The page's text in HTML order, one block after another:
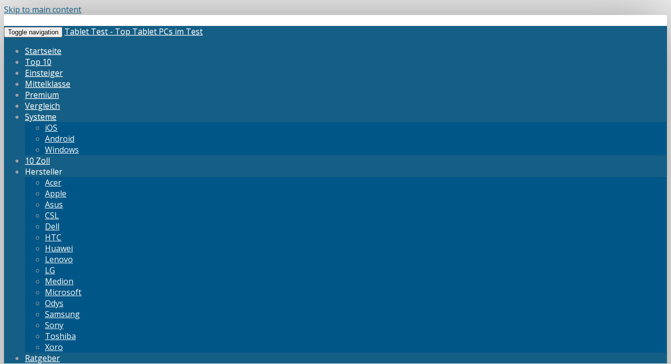
Skip to main content
Toggle navigation
Tablet Test - Top Tablet PCs im Test
Startseite
Top 10
Einsteiger
Mittelklasse
Premium
Vergleich
Systeme
iOS
Android
Windows
10 Zoll
Hersteller
Acer
Apple
Asus
CSL
Dell
HTC
Huawei
Lenovo
LG
Medion
Microsoft
Odys
Samsung
Sony
Toshiba
Xoro
Ratgeber